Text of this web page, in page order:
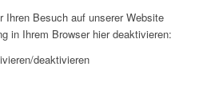
Besuch auf unserer Website
in Ihrem Browser hier deaktivieren:
deaktivieren